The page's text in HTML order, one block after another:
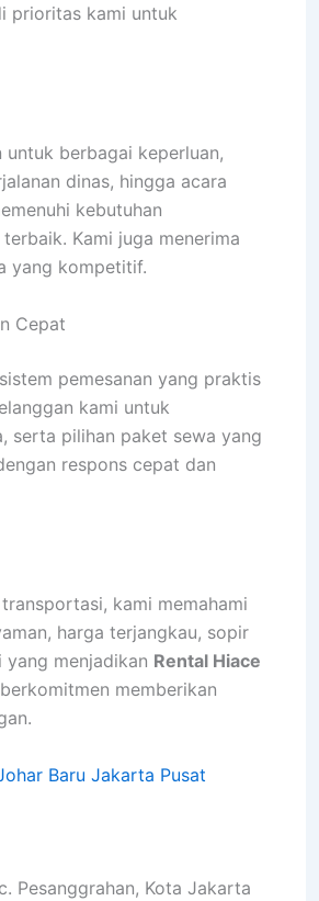
prioritas kami untuk
berbagai keperluan,
dinas, hingga acara
kebutuhan
Kami juga menerima
yang kompetitif.
Cepat
pemesanan yang praktis
kami untuk
serta pilihan paket sewa yang
respons cepat dan
kami memahami
harga terjangkau, sopir
yang menjadikan Rental Hiace
memberikan
Baru Jakarta Pusat
Pesanggrahan, Kota Jakarta